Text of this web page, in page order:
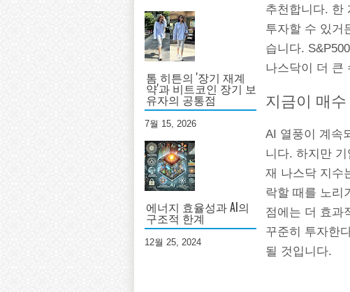
톰 히튼의 '장기 재계
약'과 비트코인 장기 보
유자의 공통점
7월 15, 2026
에너지 효율성과 AI의
구조적 한계
12월 25, 2024
추천합니다. 한
투자할 수 있거
습니다.
나스닥이 더 큰
지금이 매
AI 열풍이 계속
니다. 하지만
재 나스닥 지수
락할 때를 노리
점에는 더 효과
꾸준히 투자한
될 것입니다.